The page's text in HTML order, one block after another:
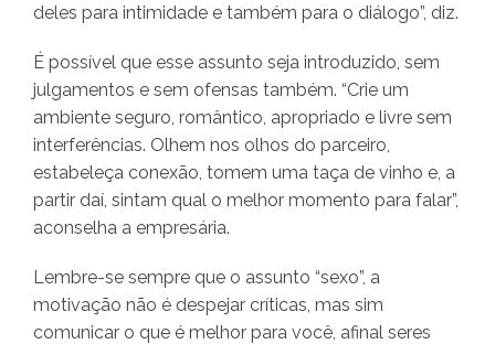
deles para intimidade e também para o diálogo”, diz.
É possível que esse assunto seja introduzido, sem
julgamentos e sem ofensas também. “Crie um
ambiente seguro, romântico, apropriado e livre sem
interferências. Olhem nos olhos do parceiro,
estabeleça conexão, tomem uma taça de vinho e, a
partir daí, sintam qual o melhor momento para falar”,
aconselha a empresária.
Lembre-se sempre que o assunto “sexo”, a
motivação não é despejar críticas, mas sim
comunicar o que é melhor para você, afinal seres